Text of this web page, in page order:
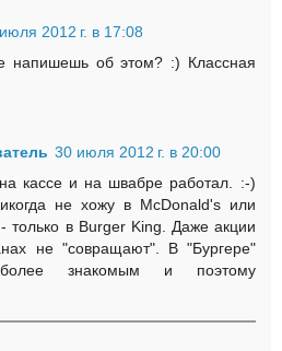
2012 г. в 17:08
напишешь об этом? :) Классная
30 июля 2012 г. в 20:00
кассе и на швабре работал. :-)
не хожу в McDonald's или
только в Burger King. Даже акции
не "совращают". В "Бургере"
знакомым и поэтому